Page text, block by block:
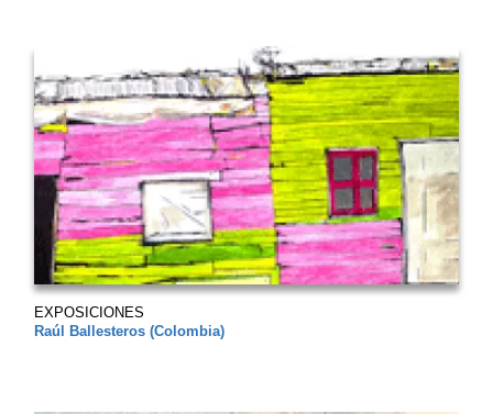
EXPOSICIONES
Raúl Ballesteros (Colombia)